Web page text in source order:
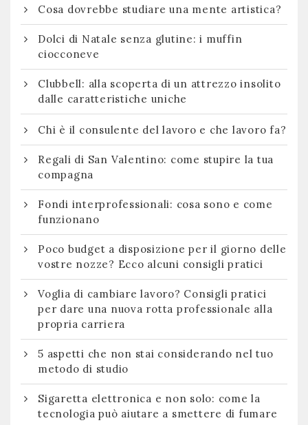
Cosa dovrebbe studiare una mente artistica?
Dolci di Natale senza glutine: i muffin
ciocconeve
Clubbell: alla scoperta di un attrezzo insolito
dalle caratteristiche uniche
Chi è il consulente del lavoro e che lavoro fa?
Regali di San Valentino: come stupire la tua
compagna
Fondi interprofessionali: cosa sono e come
funzionano
Poco budget a disposizione per il giorno delle
vostre nozze? Ecco alcuni consigli pratici
Voglia di cambiare lavoro? Consigli pratici
per dare una nuova rotta professionale alla
propria carriera
5 aspetti che non stai considerando nel tuo
metodo di studio
Sigaretta elettronica e non solo: come la
tecnologia può aiutare a smettere di fumare